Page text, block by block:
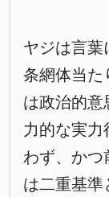
ヤジは言葉
条網体当た
は政治的意
力的な実力
わず、かつ
は二重基準